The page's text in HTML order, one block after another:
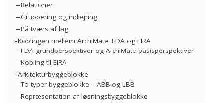
Relationer
Gruppering og indlejring
På tværs af lag
Koblingen mellem ArchiMate, FDA og EIRA
FDA-grundperspektiver og ArchiMate-basisperspektiver
Kobling til EIRA
Arkitekturbyggeblokke
To typer byggeblokke – ABB og LBB
Repræsentation af løsningsbyggeblokke